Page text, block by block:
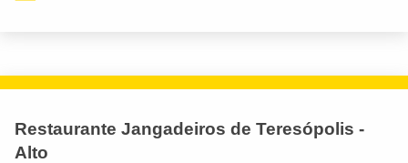
Restaurante Jangadeiros de Teresópolis -
Alto